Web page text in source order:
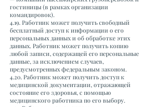
гостиницы (в рамках организации
командировок).
4.19. Работник может получить свободный
бесплатный доступ к информации о его
персональных данных и об обработке этих
данных. Работник может получить копию
любой записи, содержащей его персональные
данные, за исключением случаев,
предусмотренных федеральным законом.
4.20. Работник может получить доступ к
медицинской документации, отражающей
состояние его здоровья, с помощью
медицинского работника по его выбору.